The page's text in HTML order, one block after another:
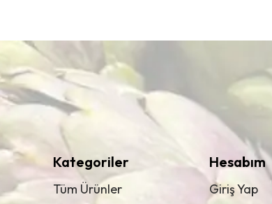
Kategoriler
Tüm Ürünler
Hesabım
Giriş Yap